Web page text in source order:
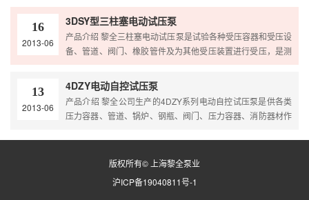
全公司生产的DSY（DSB）型便携式电动试压泵采用电机驱
动，提高工作效率，而且具有结构紧凑、可进行移动试压、操
作省力、整机重量轻、维修方便、防锈等特点 产品特
点 免费电话：400-…
16
2013-06
3DSY型三柱塞电动试压泵
产品介绍 黎全三柱塞电动试压泵是试验各种受压容器和受压设
备、管道、阀门、橡胶管件及为其他受压装置进行受压，是测
定受压容器设备的测试仪器，工作压力可达6兆帕（60公
斤），在6兆帕（60公斤）以内各阶段的正确压力下试压，从
而达到水压或油压试验的效果。 产品原理 黎全公司生产的
3DSY电动试压泵具有三根柱塞，采用电机驱动，提高工作效
率，而且具有结构紧凑、可进行移动试压、操作省力、整机重
量轻…
13
2013-06
4DZY电动自控试压泵
产品介绍 黎全公司生产的4DZY系列电动自控试压泵是供各类
压力容器、管道、锅炉、钢瓶、阀门、压力容器、消防器材作
国防科研重点开发项目中应用，为我国重大的科研项目如：高
验等，并做出了重大贡献。 产品原理 4DZY型电动自控试
版权所有© 上海黎全泵业
沪ICP备19040811号-1